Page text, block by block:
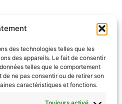
des technologies telles que les
des appareils. Le fait de consentir
telles que le comportement
ne pas consentir ou de retirer son
caractéristiques et fonctions.
I
n
L
i